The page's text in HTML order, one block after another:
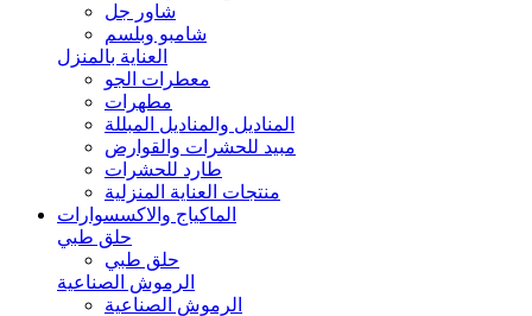
شاور جل
شامبو وبلسم
العناية بالمنزل
معطرات الجو
مطهرات
المناديل والمناديل المبللة
مبيد للحشرات والقوارض
طارد للحشرات
منتجات العناية المنزلية
الماكياج والاكسسوارات
حلق طبي
حلق طبي
الرموش الصناعية
الرموش الصناعية